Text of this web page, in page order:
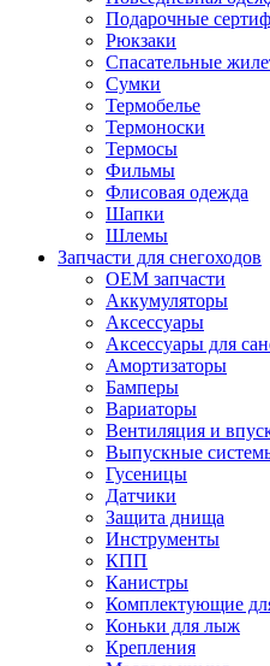
Подарочные
Рюкзаки
Спасательные
Сумки
Термобелье
Термоноски
Термосы
Фильмы
Флисовая одежда
Шапки
Шлемы
Запчасти для снегоходов
OEM запчасти
Аккумуляторы
Аксессуары
Аксессуары для
Амортизаторы
Бамперы
Вариаторы
Вентиляция и
Выпускные
Гусеницы
Датчики
Защита днища
Инструменты
КПП
Канистры
Комплектующие
Коньки для лыж
Крепления